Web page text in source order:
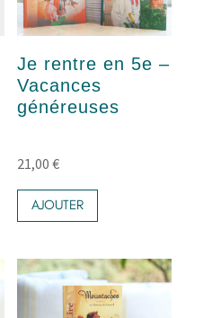
Je rentre en 5e –
Vacances
généreuses
21,00€
AJOUTER